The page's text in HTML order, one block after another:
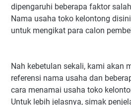
dipengaruhi beberapa faktor
Nama usaha toko kelontong
untuk mengikat para calon
Nah kebetulan sekali, kami akan
referensi nama usaha dan
cara menamai usaha toko
Untuk lebih jelasnya, simak